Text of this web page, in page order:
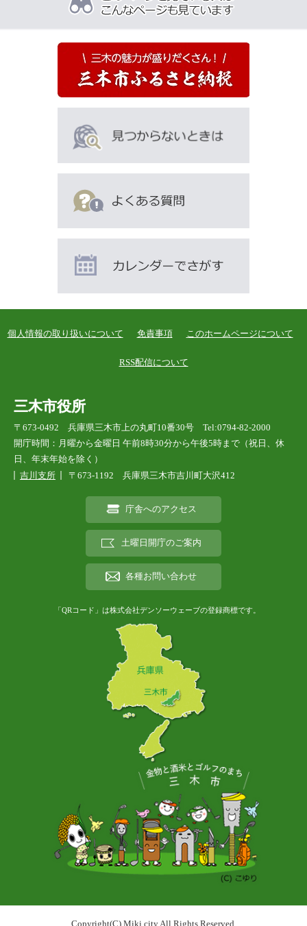
ー
見
て
い
個人情報の取り扱いについて 免責事項 このホームページについて
RSS配信について
三木市役所
〒673-0492 兵庫県三木市上の丸町10番30号 Tel:0794-82-2000
開庁時間：月曜から金曜日 午前8時30分から午後5時まで（祝日、休
日、年末年始を除く）
吉川支所
〒673-1192 兵庫県三木市吉川町大沢412
庁舎へのアクセス
土曜日開庁のご案内
各種お問い合わせ
「QRコード」は株式会社デンソーウェーブの登録商標です。
Copyright(C) Miki city All Rights Reserved.